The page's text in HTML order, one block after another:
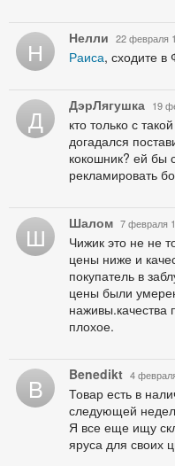
Н Нелли 22 февраля
Раиса, сходите в
Д ДэрЛягушка 19
кто только с
догадался
кокошник? ей бы
рекламировать
Ш Шалом 7 февраля
Чижик это не не
цены ниже и
покупатель в
цены были
наживы.качества
плохое.
B Benedikt 4
Товар есть в
следующей
Я все еще ищу
яруса для своих